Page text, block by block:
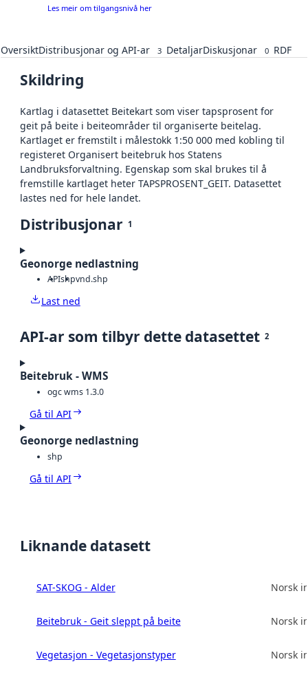
Les meir om tilgangsnivå her
OversiktDistribusjonar og API-ar 3 DetaljarDiskusjonar 0 RDF
Skildring
Kartlag i datasettet Beitekart som viser tapsprosent for
geit på beite i beiteområder til organiserte beitelag.
Kartlaget er fremstilt i målestokk 1:50 000 med kobling til
registeret Organisert beitebruk hos Statens
Landbruksforvaltning. Egenskap som skal brukes til å
fremstille kartlaget heter TAPSPROSENT_GEIT. Datasettet
lastes ned for hele landet.
Distribusjonar 1
Geonorge nedlastning
APIshpvnd.shp
Last ned
API-ar som tilbyr dette datasettet 2
Beitebruk - WMS
ogc wms 1.3.0
Gå til API
Geonorge nedlastning
shp
Gå til API
Liknande datasett
SAT-SKOG - Alder Norsk
Beitebruk - Geit sleppt på beite Norsk
Vegetasjon - Vegetasjonstyper Norsk